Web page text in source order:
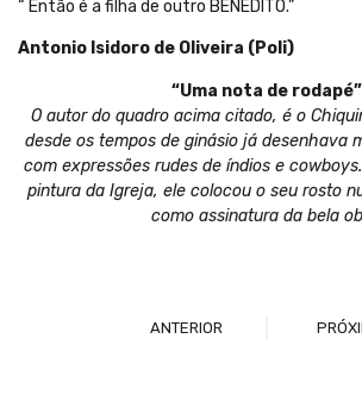
“ Então é a filha de outro BENEDITO.”
Antonio Isidoro de Oliveira (Poli)
“Uma nota de rodapé”
O autor do quadro acima citado, é o
desde os tempos de ginásio já desenhava
com expressões rudes de índios e
pintura da Igreja, ele colocou o seu rosto
como assinatura da bela
ANTERIOR